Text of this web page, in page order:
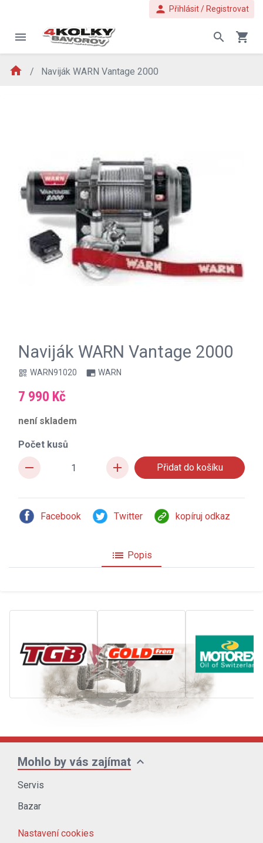
person Přihlásit / Registrovat
menu search shopping_cart
home Naviják WARN Vantage 2000
Naviják WARN Vantage 2000
qr_code WARN91020 branding_watermark WARN
7 990 Kč
není skladem
Počet kusů
remove add
Facebook Twitter kopíruj odkaz
list Popis
Mohlo by vás zajímat expand_more
Servis
Bazar
Nastavení cookies